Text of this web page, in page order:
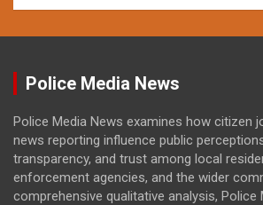
Police Media News
Police Media News examines how citizen
news reporting influence public
transparency, and trust among local
enforcement agencies, and the wider
comprehensive qualitative analysis, Police